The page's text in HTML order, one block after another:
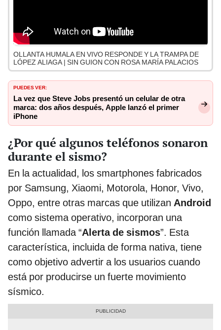
OLLANTA HUMALA EN VIVO RESPONDE Y LA TRAMPA DE
LÓPEZ ALIAGA | SIN GUION CON ROSA MARÍA PALACIOS
PUEDES VER:
La vez que Steve Jobs presentó un celular de otra
marca: dos años después, Apple lanzó el primer
iPhone
¿Por qué algunos teléfonos sonaron
durante el sismo?
En la actualidad, los smartphones fabricados
por Samsung, Xiaomi, Motorola, Honor, Vivo,
Oppo, entre otras marcas que utilizan Android
como sistema operativo, incorporan una
función llamada “Alerta de sismos”. Esta
característica, incluida de forma nativa, tiene
como objetivo advertir a los usuarios cuando
está por producirse un fuerte movimiento
sísmico.